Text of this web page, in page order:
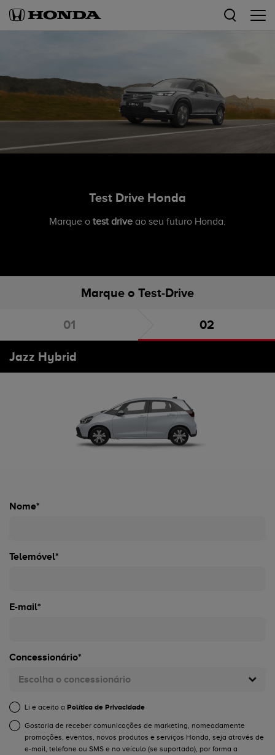
Test Drive Honda
Marque o test drive ao seu futuro Honda.
Marque o Test-Drive
Escolha o carro Marque o Test-Drive
Jazz Hybrid
Nome*
Telemóvel*
E-mail*
Concessionário*
Escolha o concessionário
Li e aceito a Política de Privacidade
Gostaria de receber comunicações de marketing, nomeadamente
promoções, eventos, novos produtos e serviços Honda, seja através de
e-mail, telefone ou SMS e no veículo (se suportado), por forma a